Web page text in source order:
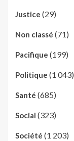
Justice (29)
Non classé (71)
Pacifique (199)
Politique (1 043)
Santé (685)
Social (323)
Société (1 203)